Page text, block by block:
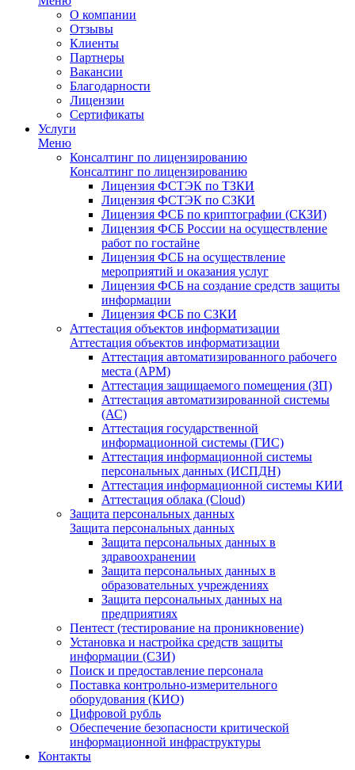
О компании
Отзывы
Клиенты
Партнеры
Вакансии
Благодарности
Лицензии
Сертификаты
Услуги
Меню
Консалтинг по лицензированию
Консалтинг по лицензированию
Лицензия ФСТЭК по ТЗКИ
Лицензия ФСТЭК по СЗКИ
Лицензия ФСБ по криптографии (СКЗИ)
Лицензия ФСБ России на осуществление
работ по гостайне
Лицензия ФСБ на осуществление
мероприятий и оказания услуг
Лицензия ФСБ на создание средств защиты
информации
Лицензия ФСБ по СЗКИ
Аттестация объектов информатизации
Аттестация объектов информатизации
Аттестация автоматизированного рабочего
места (АРМ)
Аттестация защищаемого помещения (ЗП)
Аттестация автоматизированной системы
(АС)
Аттестация государственной
информационной системы (ГИС)
Аттестация информационной системы
персональных данных (ИСПДН)
Аттестация информационной системы КИИ
Аттестация облака (Cloud)
Защита персональных данных
Защита персональных данных
Защита персональных данных в
здравоохранении
Защита персональных данных в
образовательных учреждениях
Защита персональных данных на
предприятиях
Пентест (тестирование на проникновение)
Установка и настройка средств защиты
информации (СЗИ)
Поиск и предоставление персонала
Поставка контрольно-измерительного
оборудования (КИО)
Цифровой рубль
Обеспечение безопасности критической
информационной инфраструктуры
Контакты